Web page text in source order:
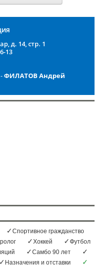
д. 14, стр. 1
13
ФИЛАТОВ Андрей
Спортивное гражданство
Хоккей
Футбол
Самбо 90 лет
Назначения и отставки